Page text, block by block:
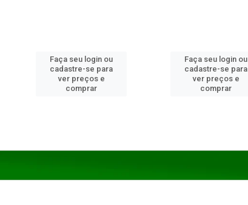
Faça seu login ou
cadastre-se para
ver preços e
comprar
Faça seu login ou
cadastre-se para
ver preços e
comprar